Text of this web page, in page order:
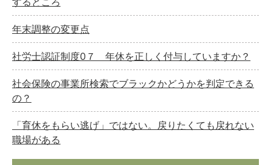
年末調整の変更点
社労士認証制度0７ 年休を正しく付与していますか？
社会保険の事業所検索でブラックかどうかを判定できる
の？
「育休をもらい逃げ」ではない。戻りたくても戻れない
職場がある